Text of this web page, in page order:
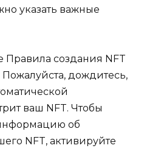
указать важные
Правила создания NFT
дождитесь,
ваш NFT. Чтобы
об
NFT, активируйте